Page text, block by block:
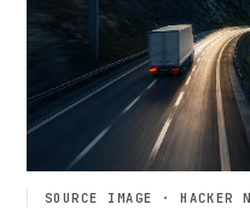
SOURCE IMAGE · HACKER